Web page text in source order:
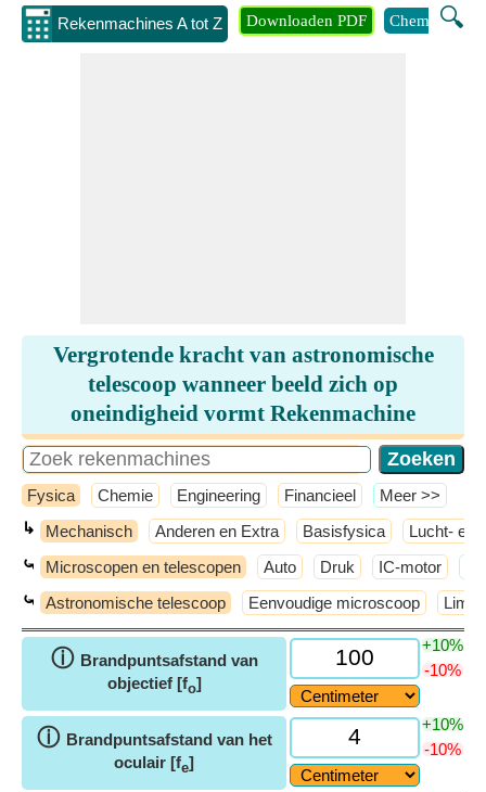
Rekenmachines A tot Z 🔍
Downloaden PDF Chemie
Vergrotende kracht van astronomische
telescoop wanneer beeld zich op
oneindigheid vormt Rekenmachine
Fysica Chemie Engineering Financieel ​Meer >>
↳ Mechanisch Anderen en Extra Basisfysica Lucht- en
⤿ Microscopen en telescopen Auto Druk IC-motor
⤿ Astronomische telescoop Eenvoudige microscoop
ⓘ Brandpuntsafstand van
objectief [fo]
+10%
-10%
ⓘ Brandpuntsafstand van het
oculair [fe]
+10%
-10%